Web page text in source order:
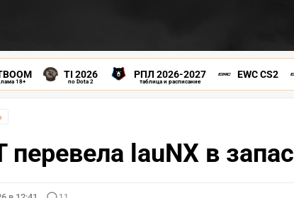
18+
TI 2026
по Dota 2
РПЛ 2026-2027
таблица и расписание
EWC CS2
перевела lauNX в запас